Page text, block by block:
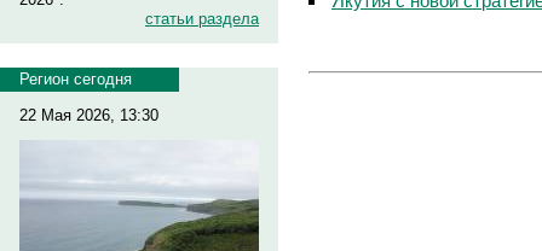
статьи раздела
Регион сегодня
22 Мая 2026, 13:30